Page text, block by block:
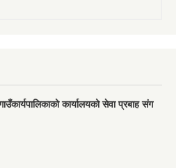
कार्यालयको सेवा प्रबाह संग